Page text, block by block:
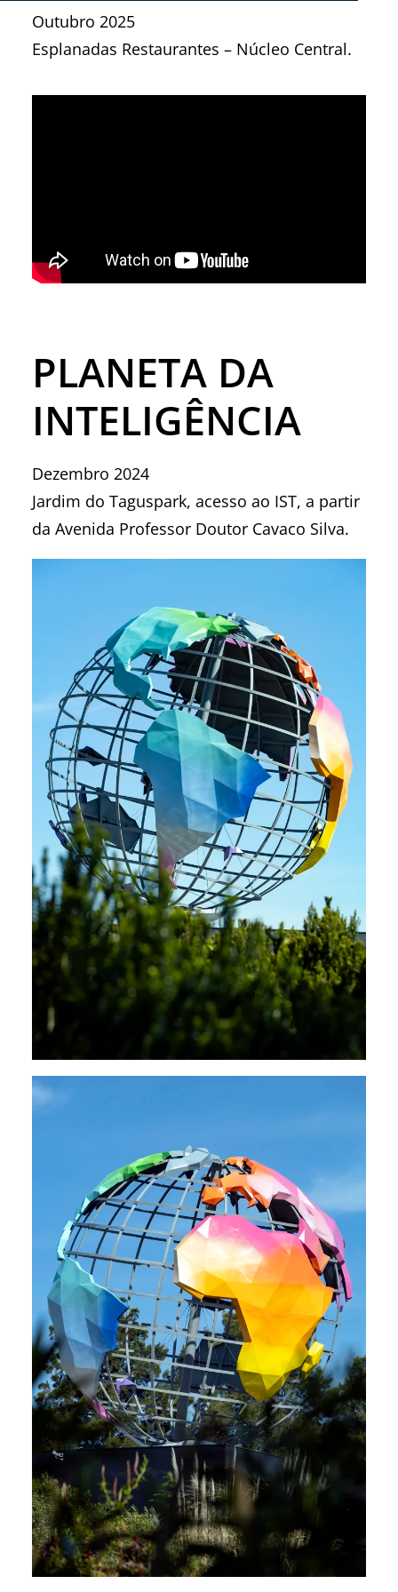
Outubro 2025
Esplanadas Restaurantes – Núcleo Central.
PLANETA DA
INTELIGÊNCIA
Dezembro 2024
Jardim do Taguspark, acesso ao IST, a partir
da Avenida Professor Doutor Cavaco Silva.